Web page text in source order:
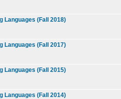
Languages (Fall 2018)
Languages (Fall 2017)
Languages (Fall 2015)
Languages (Fall 2014)